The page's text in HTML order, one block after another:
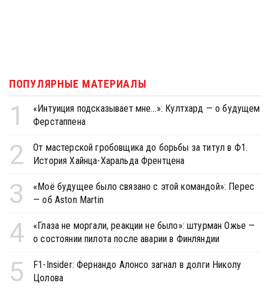
ПОПУЛЯРНЫЕ МАТЕРИАЛЫ
1
«Интуиция подсказывает мне...»: Култхард — о будущем
Ферстаппена
2
От мастерской гробовщика до борьбы за титул в Ф1.
История Хайнца-Харальда Френтцена
3
«Моё будущее было связано с этой командой»: Перес
— об Aston Martin
4
«Глаза не моргали, реакции не было»: штурман Ожье —
о состоянии пилота после аварии в Финляндии
5
F1-Insider: Фернандо Алонсо загнал в долги Николу
Цолова